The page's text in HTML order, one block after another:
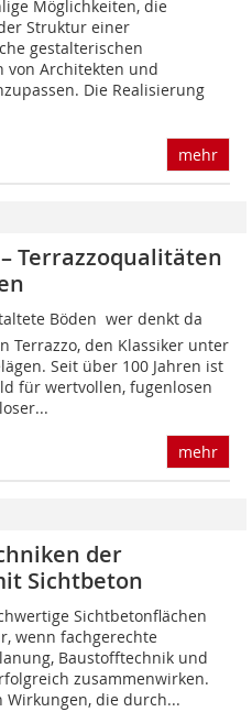
Möglichkeiten, die
Struktur einer
gestalterischen
von Architekten und
Die Realisierung
mehr
Terrazzoqualitäten
Böden  wer denkt da
Terrazzo, den Klassiker unter
Seit über 100 Jahren ist
für wertvollen, fugenlosen
mehr
der
Sichtbeton
Sichtbetonflächen
wenn fachgerechte
Baustofftechnik und
zusammenwirken.
Wirkungen, die durch...